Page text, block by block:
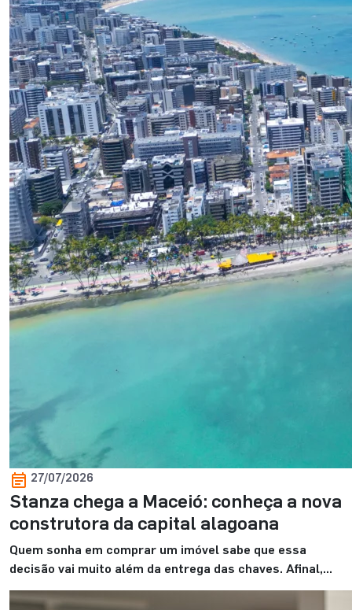
27/07/2026
Stanza chega a Maceió: conheça a nova
construtora da capital alagoana
Quem sonha em comprar um imóvel sabe que essa
decisão vai muito além da entrega das chaves. Afinal,
ela marca o começo de uma nova fase. E, para viver
esse momento com mais tranquilidade, contar com uma